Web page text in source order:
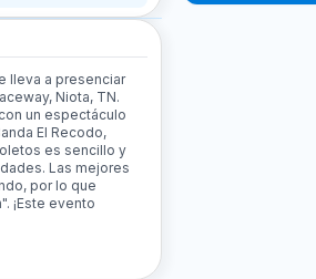
lleva a presenciar
Niota, TN.
un espectáculo
El Recodo,
es sencillo y
Las mejores
por lo que
¡Este evento